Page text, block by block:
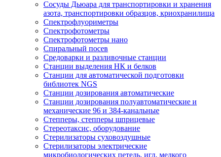
Сосуды Дьюара для транспортировки и хранения
азота, транспортировки образцов, криохранилища
Спектрофлуориметры
Спектрофотометры
Спектрофотометры нано
Спиральный посев
Средоварки и разливочные станции
Станции выделения НК и белков
Станции для автоматической подготовки
библиотек NGS
Станции дозирования автоматические
Станции дозирования полуавтоматические и
механические 96 и 384-канальные
Степперы, степперы шприцевые
Стереотаксис, оборудование
Стерилизаторы суховоздушные
Стерилизаторы электрические
микробиологических петель, игл, мелкого